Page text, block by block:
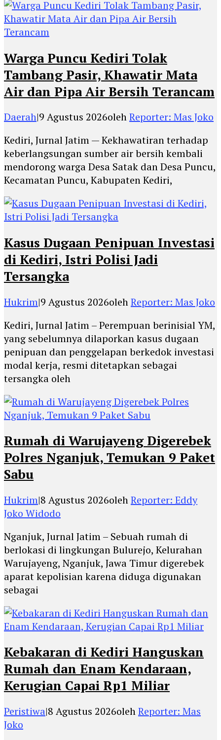
Warga Puncu Kediri Tolak
Tambang Pasir, Khawatir Mata
Air dan Pipa Air Bersih Terancam
Daerah|9 Agustus 2026olehReporter: Mas Joko
Kediri, Jurnal Jatim — Kekhawatiran terhadap
keberlangsungan sumber air bersih kembali
mendorong warga Desa Satak dan Desa Puncu,
Kecamatan Puncu, Kabupaten Kediri,
Kasus Dugaan Penipuan Investasi
di Kediri, Istri Polisi Jadi
Tersangka
Hukrim|9 Agustus 2026olehReporter: Mas Joko
Kediri, Jurnal Jatim – Perempuan berinisial YM,
yang sebelumnya dilaporkan kasus dugaan
penipuan dan penggelapan berkedok investasi
modal kerja, resmi ditetapkan sebagai
tersangka oleh
Rumah di Warujayeng Digerebek
Polres Nganjuk, Temukan 9 Paket
Sabu
Hukrim|8 Agustus 2026olehReporter: Eddy
Joko Widodo
Nganjuk, Jurnal Jatim – Sebuah rumah di
berlokasi di lingkungan Bulurejo, Kelurahan
Warujayeng, Nganjuk, Jawa Timur digerebek
aparat kepolisian karena diduga digunakan
sebagai
Kebakaran di Kediri Hanguskan
Rumah dan Enam Kendaraan,
Kerugian Capai Rp1 Miliar
Peristiwa|8 Agustus 2026olehReporter: Mas
Joko